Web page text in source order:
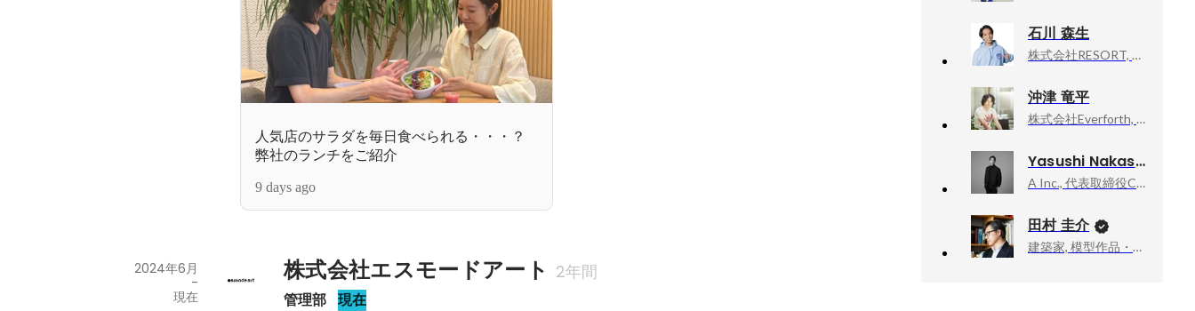
人気店のサラダを毎日食べられる・・・？
弊社のランチをご紹介
9 days ago
株式会社エスモードアート 2年間
管理部 現在
2024年6月
-
現在
石川 森生
株式会社RESORT, 代表取締役CEO
沖津 竜平
株式会社Everforth, CCO
Yasushi Nakashima
A Inc., 代表取締役CEO
田村 圭介
建築家, 模型作品・執筆活動